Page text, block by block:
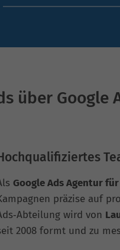
über Google
Google Ads Agentur
präzise auf
wird von
2008 formt und zu